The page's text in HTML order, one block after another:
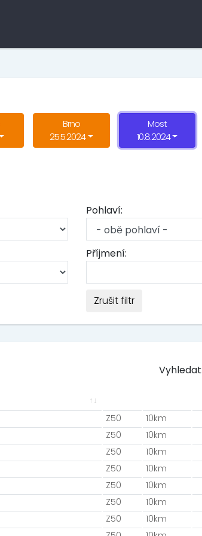
Brno
25.5.2024
Most
10.8.2024
Pohlaví:
Příjmení:
Zrušit filtr
Vyhledat:
Z50 10km
Z50 10km
Z50 10km
Z50 10km
Z50 10km
Z50 10km
Z50 10km